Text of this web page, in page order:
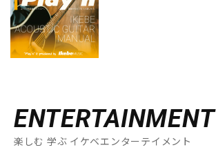
ENTERTAINMENT
楽しむ 学ぶ イケベエンターテイメント